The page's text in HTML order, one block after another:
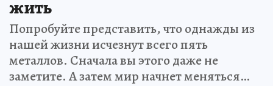
жить
Попробуйте представить, что однажды из
нашей жизни исчезнут всего пять
металлов. Сначала вы этого даже не
заметите. А затем мир начнет меняться…